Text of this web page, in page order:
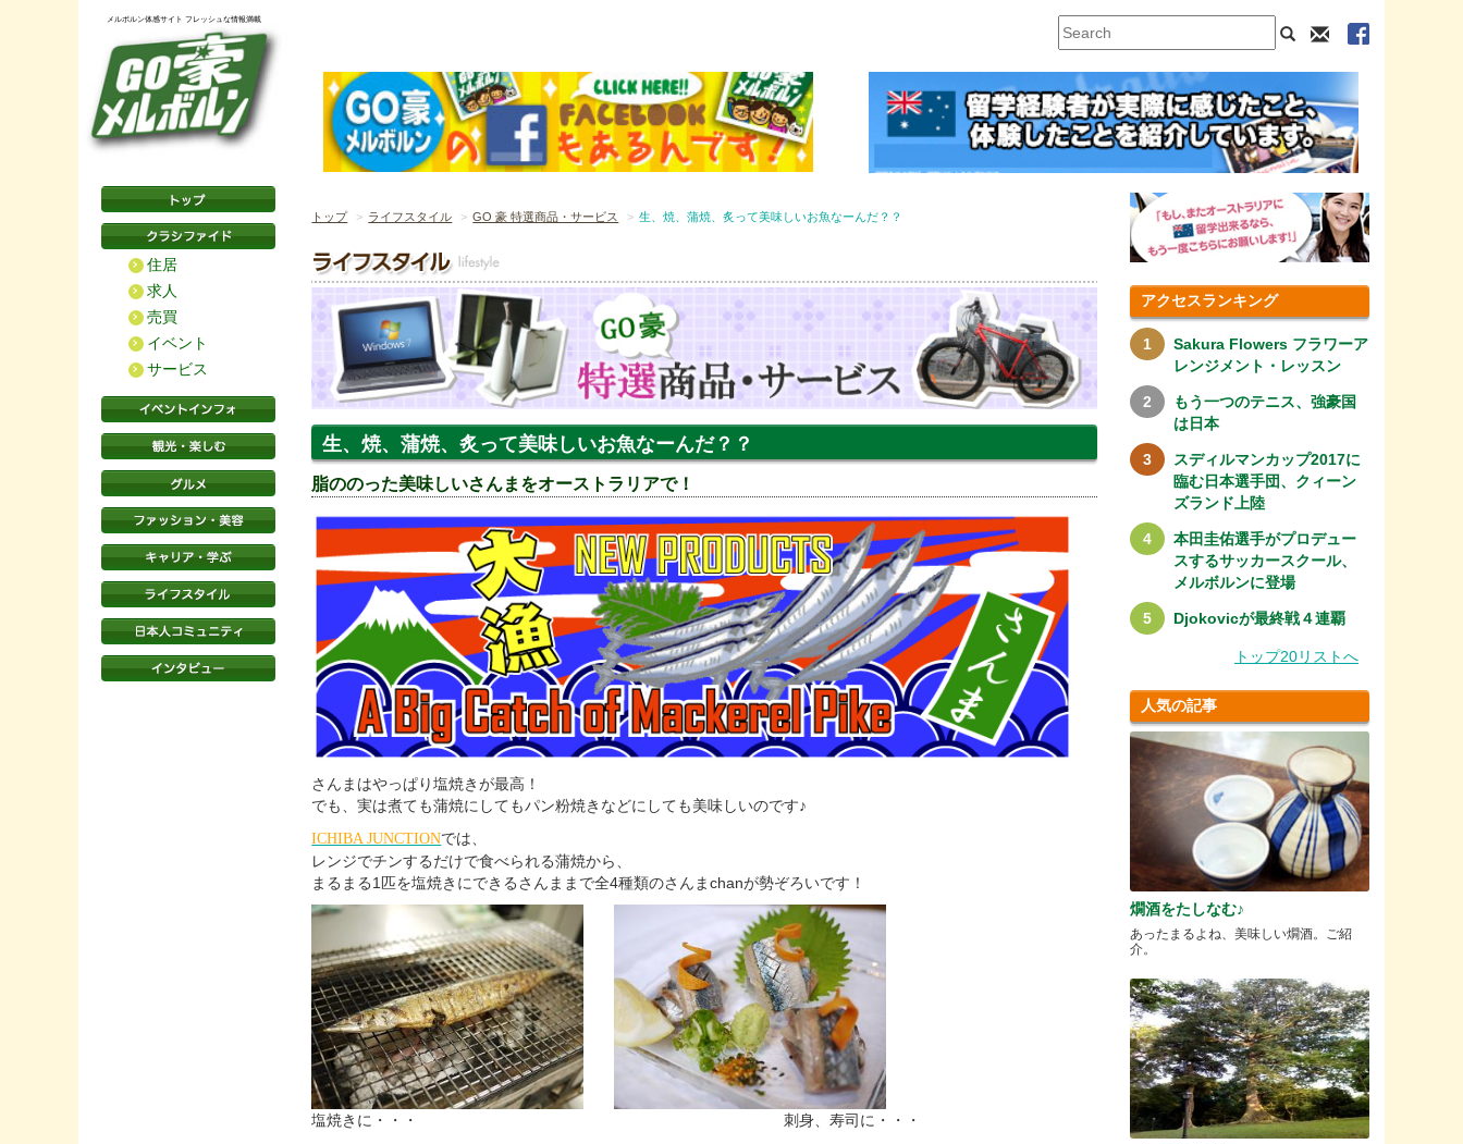
メルボルン体感サイト フレッシュな情報満載
住居
求人
売買
イベント
サービス
トップ ライフスタイル GO 豪 特選商品・サービス 生、焼、蒲焼、炙って美味しいお魚なーんだ？？
生、焼、蒲焼、炙って美味しいお魚なーんだ？？
脂ののった美味しいさんまをオーストラリアで！
さんまはやっぱり塩焼きが最高！
でも、実は煮ても蒲焼にしてもパン粉焼きなどにしても美味しいのです♪
ICHIBA JUNCTIONでは、
レンジでチンするだけで食べられる蒲焼から、
まるまる1匹を塩焼きにできるさんままで全4種類のさんまchanが勢ぞろいです！
塩焼きに・・・ 刺身、寿司に・・・
アクセスランキング
Sakura Flowers フラワーア
レンジメント・レッスン
もう一つのテニス、強豪国
は日本
スディルマンカップ2017に
臨む日本選手団、クィーン
ズランド上陸
本田圭佑選手がプロデュー
スするサッカースクール、
メルボルンに登場
Djokovicが最終戦４連覇
トップ20リストへ
人気の記事
燗酒をたしなむ♪
あったまるよね、美味しい燗酒。ご紹
介。